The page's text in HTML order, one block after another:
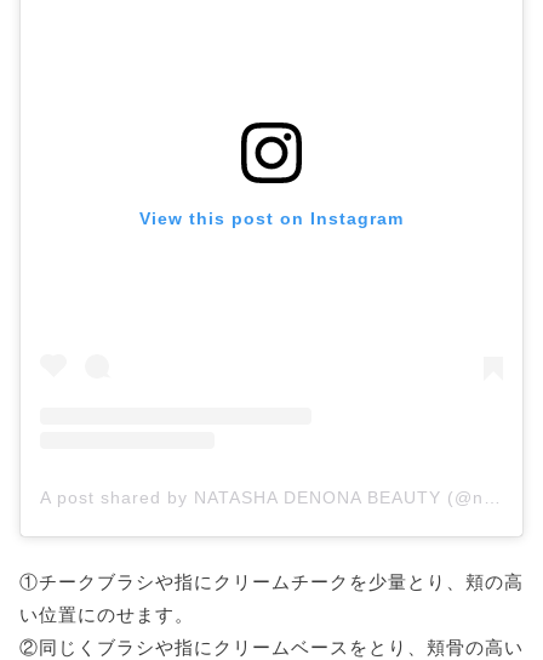
View this post on Instagram
A post shared by NATASHA DENONA BEAUTY (@natashadenonabeauty)
①チークブラシや指にクリームチークを少量とり、頬の高
い位置にのせます。
②同じくブラシや指にクリームベースをとり、頬骨の高い